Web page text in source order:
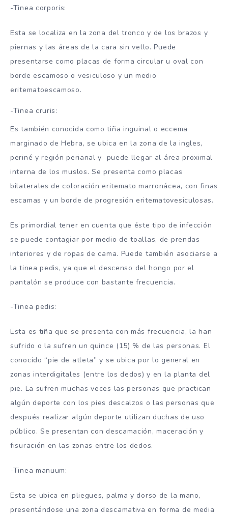
-Tinea corporis:
Esta se localiza en la zona del tronco y de los brazos y
piernas y las áreas de la cara sin vello. Puede
presentarse como placas de forma circular u oval con
borde escamoso o vesiculoso y un medio
eritematoescamoso.
-Tinea cruris:
Es también conocida como tiña inguinal o eccema
marginado de Hebra, se ubica en la zona de la ingles,
periné y región perianal y puede llegar al área proximal
interna de los muslos. Se presenta como placas
bilaterales de coloración eritemato marronácea, con finas
escamas y un borde de progresión eritematovesiculosas.
Es primordial tener en cuenta que éste tipo de infección
se puede contagiar por medio de toallas, de prendas
interiores y de ropas de cama. Puede también asociarse a
latinea pedis, ya que el descenso del hongo por el
pantalón se produce con bastante frecuencia.
-Tinea pedis:
Esta es tiña que se presenta con más frecuencia, la han
sufrido o la sufren un quince (15) % de las personas. El
conocido “pie de atleta” y se ubica por lo general en
zonas interdigitales (entre los dedos) y en la planta del
pie. La sufren muchas veces las personas que practican
algún deporte con los pies descalzos o las personas que
después realizar algún deporte utilizan duchas de uso
público. Se presentan con descamación, maceración y
fisuración en las zonas entre los dedos.
-Tinea manuum:
Esta se ubica en pliegues, palma y dorso de la mano,
presentándose una zona descamativa en forma de media